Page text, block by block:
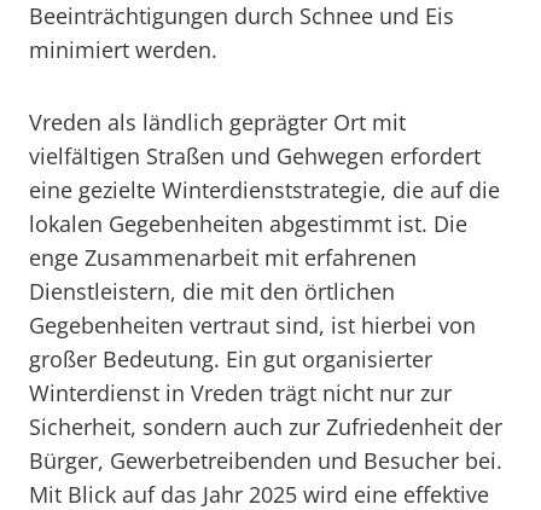
Beeinträchtigungen durch Schnee und Eis
minimiert werden.
Vreden als ländlich geprägter Ort mit
vielfältigen Straßen und Gehwegen erfordert
eine gezielte Winterdienststrategie, die auf die
lokalen Gegebenheiten abgestimmt ist. Die
enge Zusammenarbeit mit erfahrenen
Dienstleistern, die mit den örtlichen
Gegebenheiten vertraut sind, ist hierbei von
großer Bedeutung. Ein gut organisierter
Winterdienst in Vreden trägt nicht nur zur
Sicherheit, sondern auch zur Zufriedenheit der
Bürger, Gewerbetreibenden und Besucher bei.
Mit Blick auf das Jahr 2025 wird eine effektive